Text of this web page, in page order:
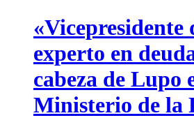
«Vicepresidente
experto en
cabeza de Lupo
Ministerio de la